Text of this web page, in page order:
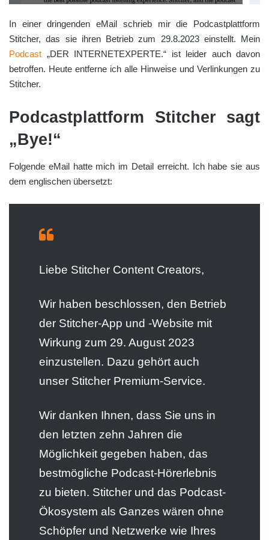
In einer dringenden eMail schrieb mir die Podcastplattform
Stitcher, das sie ihren Betrieb zum 29.8.2023 einstellt. Mein
Podcast „DER INTERNETEXPERTE.“ ist leider auch davon
betroffen. Heute entferne ich alle Hinweise und Verlinkungen zu
Stitcher.
Podcastplattform Stitcher sagt
„Bye!“
Folgende eMail hatte mich im Detail erreicht. Ich habe sie aus
dem englischen übersetzt:
Liebe Stitcher Content Creators,
Wir haben beschlossen, den Betrieb
der Stitcher-App und -Website mit
Wirkung zum 29. August 2023
einzustellen. Dazu gehört auch
unser Stitcher Premium-Service.
Wir danken Ihnen, dass Sie uns in
den letzten zehn Jahren die
Möglichkeit gegeben haben, das
bestmögliche Podcast-Hörerlebnis
zu bieten. Stitcher und das Podcast-
Ökosystem als Ganzes wären ohne
Schöpfer und Netzwerke wie Ihres